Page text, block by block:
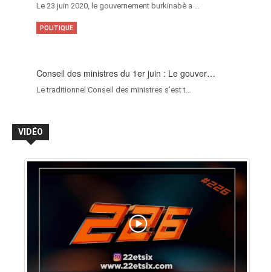
Le 23 juin 2020, le gouvernement burkinabè a …
Conseil des ministres du 1er juin : Le gouver…
Le traditionnel Conseil des ministres s’est t…
POLITIQUE
VIDÉO